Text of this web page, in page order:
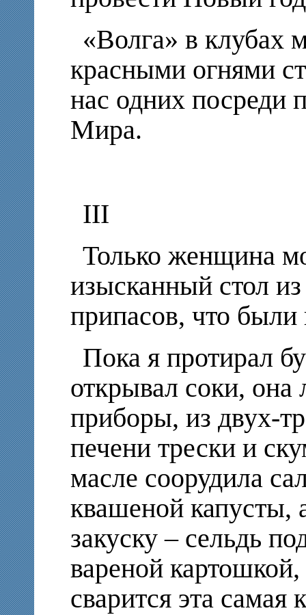
«Волга» в клубах
красными огнями
нас одних посреди
Мира.
III
Только женщина
изысканный стол
припасов, что были
Пока я протирал
открывал соки, она
приборы, из двух-
печени трески и
масле соорудила
квашеной капусты,
закуску – сельдь
вареной
сварится эта самая